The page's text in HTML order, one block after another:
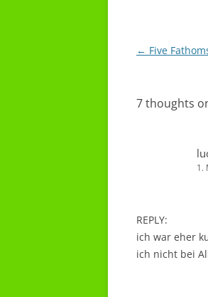
Post
← Five
7 thoughts
1.
REPLY:
ich war eher
ich nicht bei